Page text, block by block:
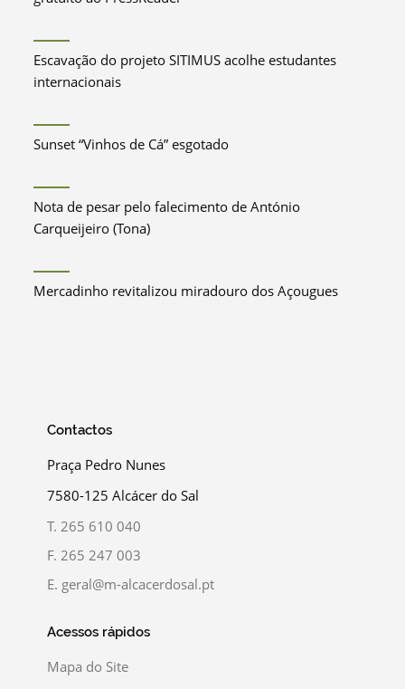
Escavação do projeto SITIMUS acolhe estudantes
internacionais
Sunset “Vinhos de Cá” esgotado
Nota de pesar pelo falecimento de António
Carqueijeiro (Tona)
Mercadinho revitalizou miradouro dos Açougues
Contactos
Praça Pedro Nunes
7580-125 Alcácer do Sal
T. 265 610 040
F. 265 247 003
E. geral@m-alcacerdosal.pt
Acessos rápidos
Mapa do Site